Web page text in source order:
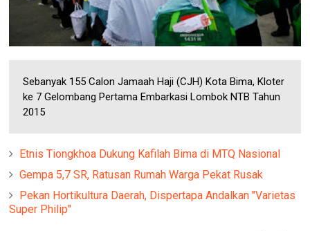
Sebanyak 155 Calon Jamaah Haji (CJH) Kota Bima, Kloter
ke 7 Gelombang Pertama Embarkasi Lombok NTB Tahun
2015
Etnis Tiongkhoa Dukung Kafilah Bima di MTQ Nasional
Gempa 5,7 SR, Ratusan Rumah Warga Pekat Rusak
Pekan Hortikultura Daerah, Dispertapa Andalkan "Varietas
Super Philip"